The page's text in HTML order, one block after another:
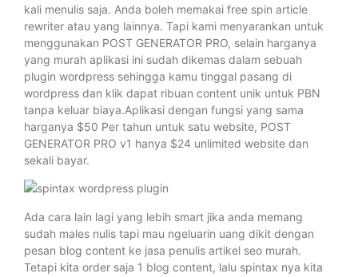
kali menulis saja. Anda boleh memakai free spin article
rewriter atau yang lainnya. Tapi kami menyarankan untuk
menggunakan POST GENERATOR PRO, selain harganya
yang murah aplikasi ini sudah dikemas dalam sebuah
plugin wordpress sehingga kamu tinggal pasang di
wordpress dan klik dapat ribuan content unik untuk PBN
tanpa keluar biaya.Aplikasi dengan fungsi yang sama
harganya $50 Per tahun untuk satu website, POST
GENERATOR PRO v1 hanya $24 unlimited website dan
sekali bayar.
Ada cara lain lagi yang lebih smart jika anda memang
sudah males nulis tapi mau ngeluarin uang dikit dengan
pesan blog content ke jasa penulis artikel seo murah.
Tetapi kita order saja 1 blog content, lalu spintax nya kita